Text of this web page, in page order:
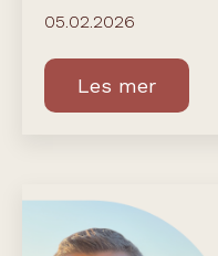
05.02.2026
Les mer